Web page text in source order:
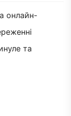
онлайн-
та